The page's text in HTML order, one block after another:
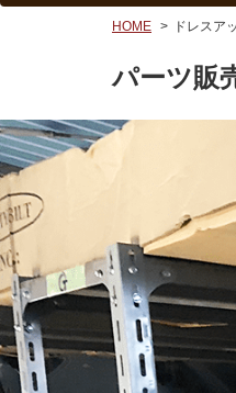
HOME ドレスア
パーツ販